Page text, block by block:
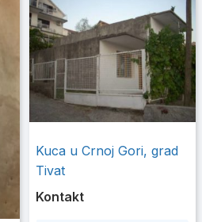
Kuca u Crnoj Gori, grad
Tivat
Kontakt